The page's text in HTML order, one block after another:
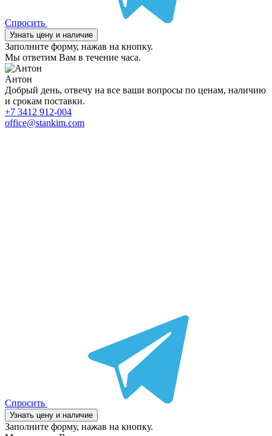
Спросить
Узнать цену и наличие
Заполните форму, нажав на кнопку.
Мы ответим Вам в течение часа.
Антон
Добрый день, отвечу на все ваши вопросы по ценам, наличию
и срокам поставки.
+7 3412 912-004
office@stankim.com
Спросить
Узнать цену и наличие
Заполните форму, нажав на кнопку.